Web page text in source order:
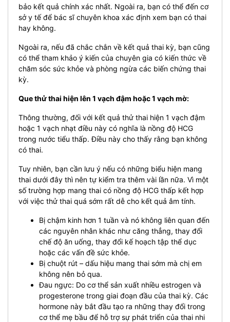
bảo kết quả chính xác nhất. Ngoài ra, bạn có thể đến cơ
sở y tế để bác sĩ chuyên khoa xác định xem bạn có thai
hay không.
Ngoài ra, nếu đã chắc chắn về kết quả thai kỳ, bạn cũng
có thể tham khảo ý kiến ​​của chuyên gia có kiến ​​thức về
chăm sóc sức khỏe và phòng ngừa các biến chứng thai
kỳ.
Que thử thai hiện lên 1 vạch đậm hoặc 1 vạch mờ:
Thông thường, đối với kết quả thử thai hiện 1 vạch đậm
hoặc 1 vạch nhạt điều này có nghĩa là nồng độ HCG
trong nước tiểu thấp. Điều này cho thấy rằng bạn không
có thai.
Tuy nhiên, bạn cần lưu ý nếu có những biểu hiện mang
thai dưới đây thì nên tự kiểm tra thêm vài lần nữa. Vì một
số trường hợp mang thai có nồng độ HCG thấp kết hợp
với việc thử thai quá sớm rất dễ cho kết quả âm tính.
Bị chậm kinh hơn 1 tuần và nó không liên quan đến
các nguyên nhân khác như căng thẳng, thay đổi
chế độ ăn uống, thay đổi kế hoạch tập thể dục
hoặc các vấn đề sức khỏe.
Bị chuột rút – dấu hiệu mang thai sớm mà chị em
không nên bỏ qua.
Đau ngực: Do cơ thể sản xuất nhiều estrogen và
progesterone trong giai đoạn đầu của thai kỳ. Các
hormone này bắt đầu tạo ra những thay đổi trong
cơ thể mẹ bầu để hỗ trợ sự phát triển của thai nhi